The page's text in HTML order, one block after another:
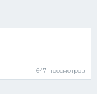
647 просмотров